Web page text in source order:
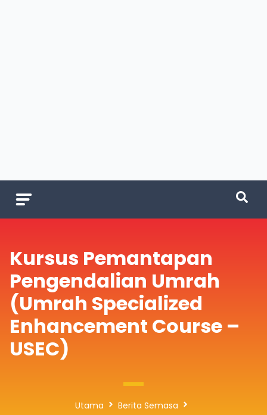
Kursus Pemantapan
Pengendalian Umrah
(Umrah Specialized
Enhancement Course –
USEC)
Utama
Berita Semasa